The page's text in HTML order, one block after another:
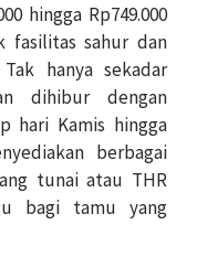
hingga Rp749.000
fasilitas sahur dan
hanya sekadar
dihibur dengan
hari Kamis hingga
berbagai
tunai atau THR
bagi tamu yang